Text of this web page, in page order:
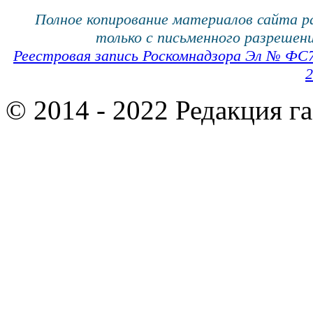
Полное копирование материалов сайта
только с письменного
Реестровая запись Роскомнадзора Эл №
© 2014 - 2022 Редакция